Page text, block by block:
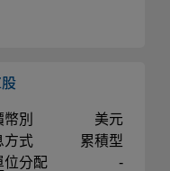
別
美元
方式
累積型
位分配
-